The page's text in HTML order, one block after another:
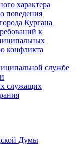
характера
поведения
Кургана
к
конфликта
службе
служащих
Думы